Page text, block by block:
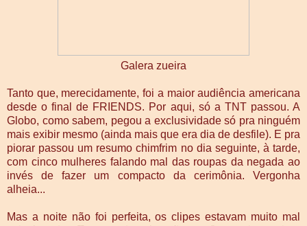
Galera zueira
Tanto que, merecidamente, foi a maior audiência americana
desde o final de FRIENDS. Por aqui, só a TNT passou. A
Globo, como sabem, pegou a exclusividade só pra ninguém
mais exibir mesmo (ainda mais que era dia de desfile). E pra
piorar passou um resumo chimfrim no dia seguinte, à tarde,
com cinco mulheres falando mal das roupas da negada ao
invés de fazer um compacto da cerimônia. Vergonha
alheia...
Mas a noite não foi perfeita, os clipes estavam muito mal